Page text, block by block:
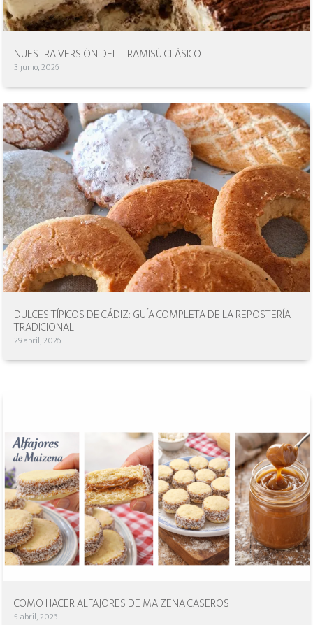
NUESTRA VERSIÓN DEL TIRAMISÚ CLÁSICO
3 junio, 2026
DULCES TÍPICOS DE CÁDIZ: GUÍA COMPLETA DE LA REPOSTERÍA
TRADICIONAL
29 abril, 2026
COMO HACER ALFAJORES DE MAIZENA CASEROS
5 abril, 2026